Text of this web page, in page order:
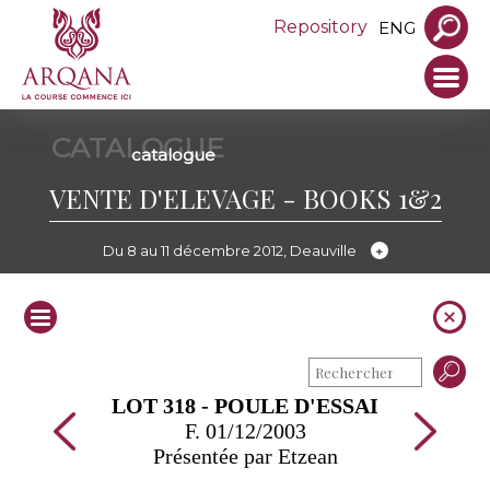
Repository ENG
CATALOGUE
catalogue
VENTE D'ELEVAGE - BOOKS 1&2
Du 8 au 11 décembre 2012, Deauville
LOT 318 - POULE D'ESSAI
F. 01/12/2003
Présentée par Etzean